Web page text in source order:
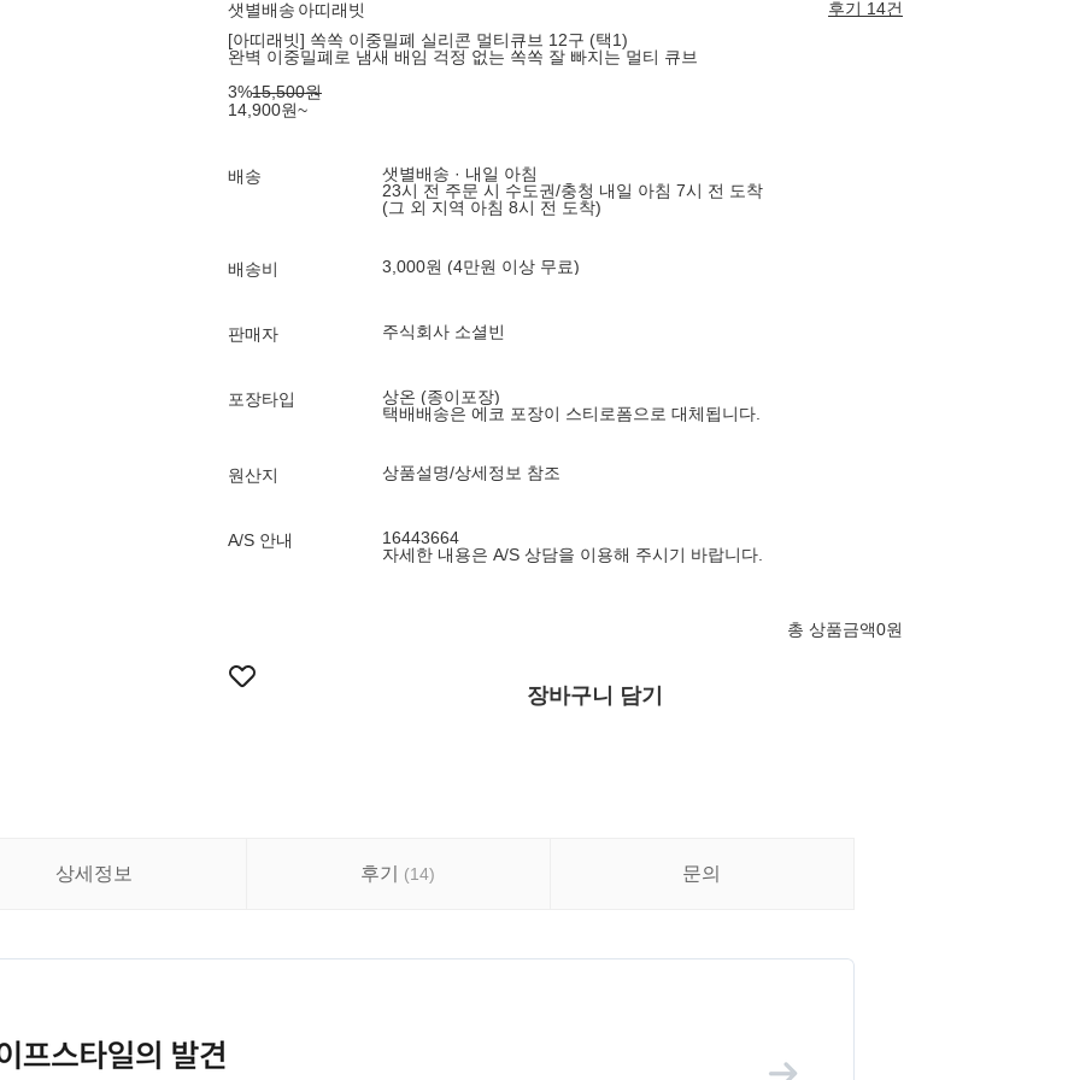
샛별배송 아띠래빗
후기 14건
[아띠래빗] 쏙쏙 이중밀폐 실리콘 멀티큐브 12구 (택1)
완벽 이중밀폐로 냄새 배임 걱정 없는 쏙쏙 잘 빠지는 멀티 큐브
3%15,500원
14,900원~
배송
샛별배송 · 내일 아침
23시 전 주문 시 수도권/충청 내일 아침 7시 전 도착
(그 외 지역 아침 8시 전 도착)
배송비 3,000원 (4만원 이상 무료)
판매자 주식회사 소셜빈
포장타입
상온 (종이포장)
택배배송은 에코 포장이 스티로폼으로 대체됩니다.
원산지 상품설명/상세정보 참조
A/S 안내
16443664
자세한 내용은 A/S 상담을 이용해 주시기 바랍니다.
총 상품금액0원
장바구니 담기
상세정보 후기 (14) 문의